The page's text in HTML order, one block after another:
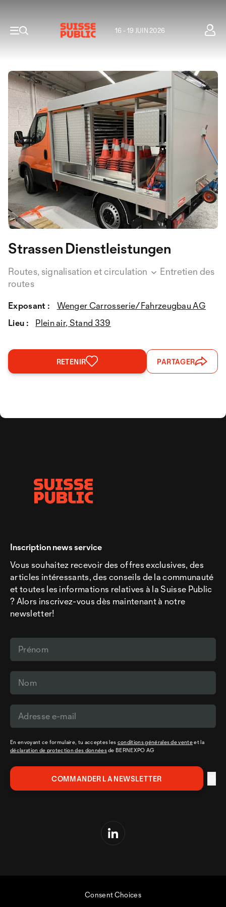
16 - 19 JUIN 2026
Strassen Dienstleistungen
Routes, signalisation et circulation
Entretien des
routes
Exposant :
Wenger Carrosserie/Fahrzeugbau AG
Lieu :
Plein air, Stand 339
RETENIR PARTAGER
Inscription news service
Vous souhaitez recevoir des offres exclusives, des
articles intéressants, des conseils de la communauté
et toutes les informations relatives à la Suisse Public
? Alors inscrivez-vous dès maintenant à notre
newsletter!
En envoyant ce formulaire, tu acceptes les conditions générales de venteet la
déclaration de protection des donnéesde BERNEXPO AG
Consent Choices